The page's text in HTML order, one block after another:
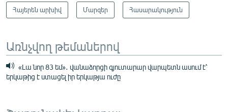
Հայերեն արխիվ Մարզեր Հասարակություն
Առնչվող թեմաներով
«Լա նոր 83 եմ»․ վանաձորցի գյուտարար վարպետն ասում է՝
երկաթից է ստացել իր երկաթյա ուժը